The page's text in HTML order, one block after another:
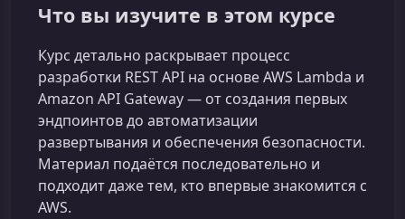
Что вы изучите в этом курсе
Курс детально раскрывает процесс
разработки REST API на основе AWS Lambda и
Amazon API Gateway — от создания первых
эндпоинтов до автоматизации
развертывания и обеспечения безопасности.
Материал подаётся последовательно и
подходит даже тем, кто впервые знакомится с
AWS.